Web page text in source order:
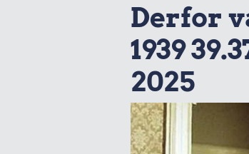
Derfor
1939
2025